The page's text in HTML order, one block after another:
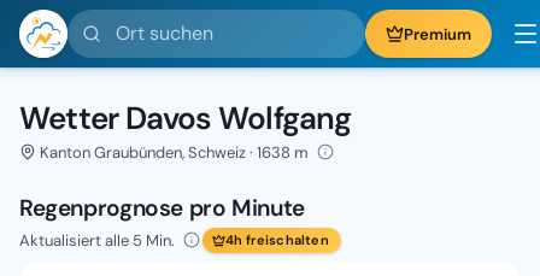
Ort suchen Premium
Wetter Davos Wolfgang
Kanton Graubünden, Schweiz · 1638 m
Regenprognose pro Minute
Aktualisiert alle 5 Min. 4h freischalten